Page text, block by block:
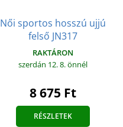
Női sportos hosszú ujjú
felső JN317
RAKTÁRON
szerdán 12. 8.önnél
8 675 Ft
RÉSZLETEK